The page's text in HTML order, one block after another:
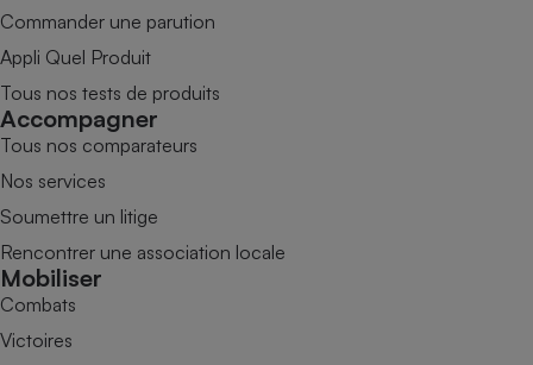
Commander une parution
Appli Quel Produit
Tous nos tests de produits
Accompagner
Tous nos comparateurs
Nos services
Soumettre un litige
Rencontrer une association locale
Mobiliser
Combats
Victoires